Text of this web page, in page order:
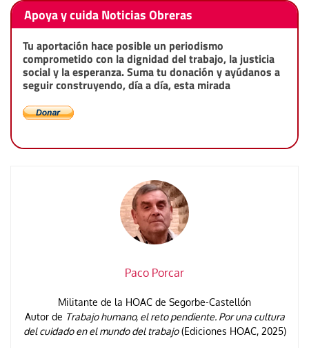
Apoya y cuida Noticias Obreras
Tu aportación hace posible un periodismo
comprometido con la dignidad del trabajo, la justicia
social y la esperanza. Suma tu donación y ayúdanos a
seguir construyendo, día a día, esta mirada
Paco Porcar
Militante de la HOAC de Segorbe-Castellón
Autor de Trabajo humano, el reto pendiente. Por una cultura
del cuidado en el mundo del trabajo(Ediciones HOAC, 2025)